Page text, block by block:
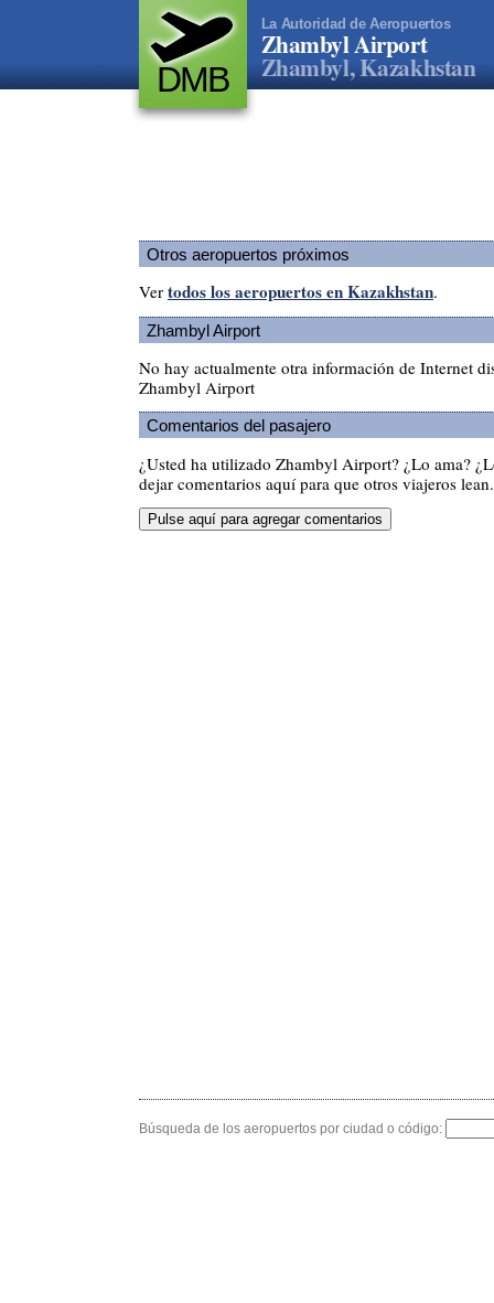
DMB
La Autoridad de Aeropuertos
Zhambyl Airport
Zhambyl, Kazakhstan
Otros aeropuertos próximos
Ver todos los aeropuertos en Kazakhstan.
Zhambyl Airport
No hay actualmente otra información de Internet
Zhambyl Airport
Comentarios del pasajero
¿Usted ha utilizado Zhambyl Airport? ¿Lo ama?
dejar comentarios aquí para que otros viajeros lean.
Búsqueda de los aeropuertos por ciudad o código: